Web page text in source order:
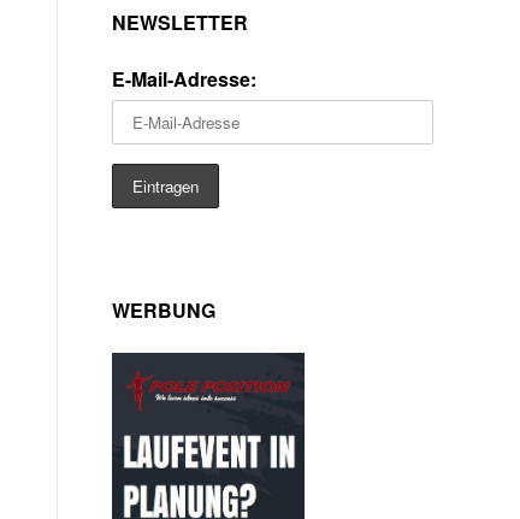
NEWSLETTER
E-Mail-Adresse:
WERBUNG